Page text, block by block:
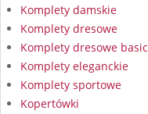
Komplety damskie
Komplety dresowe
Komplety dresowe basic
Komplety eleganckie
Komplety sportowe
Kopertówki